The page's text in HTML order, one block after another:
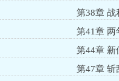
第38章 战
第41章 两
第44章 新
第47章 斩